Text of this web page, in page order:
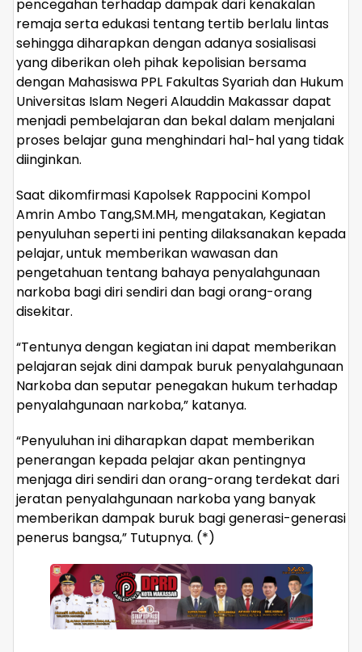
pencegahan terhadap dampak dari kenakalan
remaja serta edukasi tentang tertib berlalu lintas
sehingga diharapkan dengan adanya sosialisasi
yang diberikan oleh pihak kepolisian bersama
dengan Mahasiswa PPL Fakultas Syariah dan Hukum
Universitas Islam Negeri Alauddin Makassar dapat
menjadi pembelajaran dan bekal dalam menjalani
proses belajar guna menghindari hal-hal yang tidak
diinginkan.
Saat dikomfirmasi Kapolsek Rappocini Kompol
Amrin Ambo Tang,SM.MH, mengatakan, Kegiatan
penyuluhan seperti ini penting dilaksanakan kepada
pelajar, untuk memberikan wawasan dan
pengetahuan tentang bahaya penyalahgunaan
narkoba bagi diri sendiri dan bagi orang-orang
disekitar.
“Tentunya dengan kegiatan ini dapat memberikan
pelajaran sejak dini dampak buruk penyalahgunaan
Narkoba dan seputar penegakan hukum terhadap
penyalahgunaan narkoba,” katanya.
“Penyuluhan ini diharapkan dapat memberikan
penerangan kepada pelajar akan pentingnya
menjaga diri sendiri dan orang-orang terdekat dari
jeratan penyalahgunaan narkoba yang banyak
memberikan dampak buruk bagi generasi-generasi
penerus bangsa,” Tutupnya. (*)